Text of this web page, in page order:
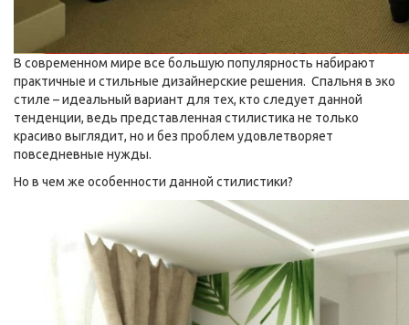
В современном мире все большую популярность набирают
практичные и стильные дизайнерские решения. Спальня в эко
стиле – идеальный вариант для тех, кто следует данной
тенденции, ведь представленная стилистика не только
красиво выглядит, но и без проблем удовлетворяет
повседневные нужды.
Но в чем же особенности данной стилистики?